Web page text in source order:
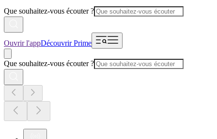
Que souhaitez-vous écouter ?
Ouvrir l'appDécouvrir Prime
Que souhaitez-vous écouter ?